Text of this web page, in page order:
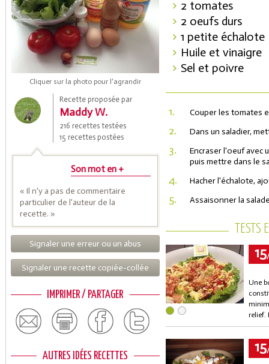
Cliquer sur la photo pour l'agrandir
Recette proposée par
Maddy W.
216 recettes testées
15 recettes postées
Son mot en +
« Il n'y a pas de commentaire
particulier de l'auteur de la
recette. »
Signaler une erreur ou un abus
Signaler une recette copiée-collée
IMPRIMER / PARTAGER
AUTRES IDÉES RECETTES
2 tomates
2 oeufs durs
1 petite échalote
Huile et vinaigre
Sel et poivre
1. Couper les tomates
2. Dans un saladier,
3.
Encraser l'oeuf avec
puis mettre dans le
4. Hacher l'échalote,
5. Assaisonner la
15
Une
relief.
15
Coupons de réduction